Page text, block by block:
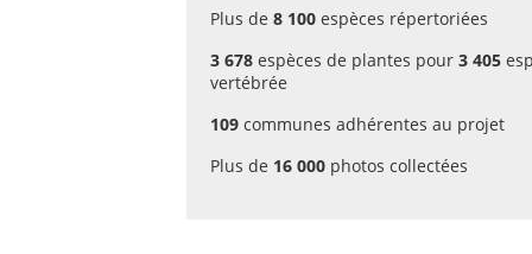
Plus de 8 100 espèces répertoriées
3 678 espèces de plantes pour 3 405
vertébrée
109 communes adhérentes au projet
Plus de 16 000 photos collectées